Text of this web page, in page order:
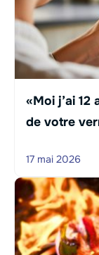
«Moi j’ai
de votre
17 mai 2026